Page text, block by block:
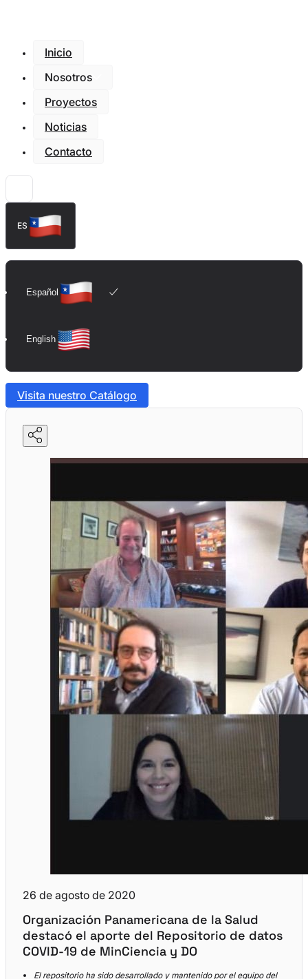
Inicio
Nosotros
Proyectos
Noticias
Contacto
ES
Español
English
Visita nuestro Catálogo
26 de agosto de 2020
Organización Panamericana de la Salud
destacó el aporte del Repositorio de datos
COVID-19 de MinCiencia y DO
El repositorio ha sido desarrollado y mantenido por el equipo del